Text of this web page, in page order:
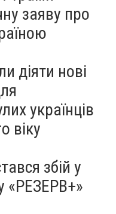
заяву про
діяти нові
українців
віку
збій у
«РЕЗЕРВ+»